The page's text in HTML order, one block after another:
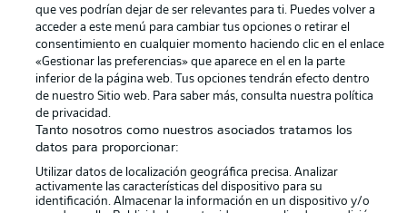
© 2026 Bundesliga-Gruppe GmbH
Elegir idioma
que ves podrían dejar de ser relevantes para ti. Puedes volver a
acceder a este menú para cambiar tus opciones o retirar el
consentimiento en cualquier momento haciendo clic en el enlace
«Gestionar las preferencias» que aparece en el en la parte
inferior de la página web. Tus opciones tendrán efecto dentro
de nuestro Sitio web. Para saber más, consulta nuestra política
de privacidad.
Tanto nosotros como nuestros asociados tratamos los
datos para proporcionar:
Utilizar datos de localización geográfica precisa. Analizar
activamente las características del dispositivo para su
identificación. Almacenar la información en un dispositivo y/o